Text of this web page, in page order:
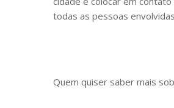
todas as pessoas
Quem quiser saber mais